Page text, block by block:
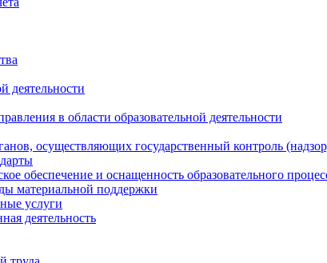
деятельности
в области образовательной деятельности
осуществляющих государственный контроль
обеспечение и оснащенность образовательного
материальной поддержки
услуги
деятельность